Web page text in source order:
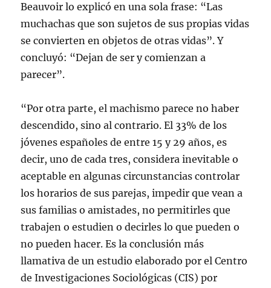
Beauvoir lo explicó en una sola frase: “Las
muchachas que son sujetos de sus propias vidas
se convierten en objetos de otras vidas”. Y
concluyó: “Dejan de ser y comienzan a
parecer”.
“Por otra parte, el machismo parece no haber
descendido, sino al contrario. El 33% de los
jóvenes españoles de entre 15 y 29 años, es
decir, uno de cada tres, considera inevitable o
aceptable en algunas circunstancias controlar
los horarios de sus parejas, impedir que vean a
sus familias o amistades, no permitirles que
trabajen o estudien o decirles lo que pueden o
no pueden hacer. Es la conclusión más
llamativa de un estudio elaborado por el Centro
de Investigaciones Sociológicas (CIS) por